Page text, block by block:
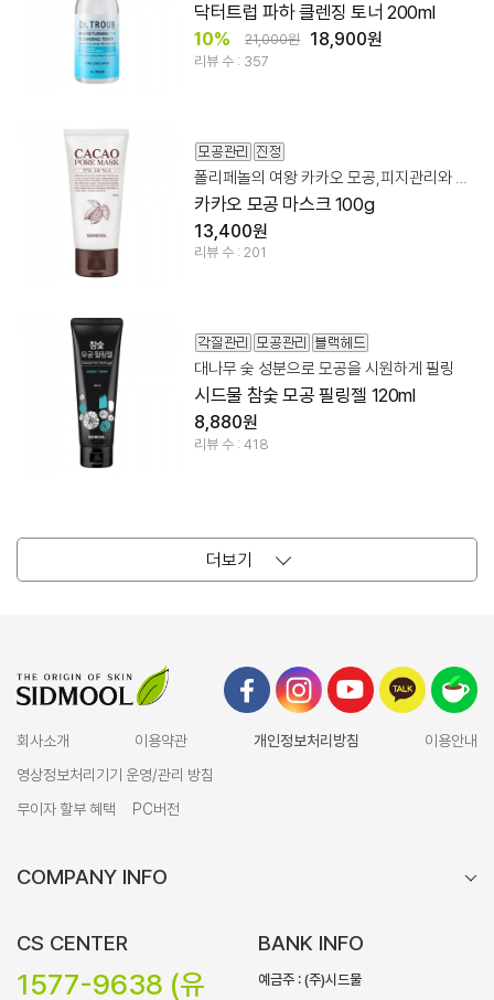
닥터트럽 파하 클렌징 토너 200ml
10% 21,000원 18,900원
리뷰 수 : 357
폴리페놀의 여왕 카카오 모공,피지관리와 진정을 동시에!
카카오 모공 마스크 100g
13,400원
리뷰 수 : 201
대나무 숯 성분으로 모공을 시원하게 필링
시드물 참숯 모공 필링젤 120ml
8,880원
리뷰 수 : 418
더보기
회사소개 이용약관 개인정보처리방침
이용안내
영상정보처리기기 운영/관리 방침
무이자 할부 혜택
PC버전
COMPANY INFO
CS CENTER
1577-9638 (유
BANK INFO
예금주 : (주)시드물